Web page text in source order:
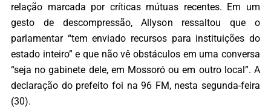
relação marcada por críticas mútuas recentes. Em um
gesto de descompressão, Allyson ressaltou que o
parlamentar “tem enviado recursos para instituições do
estado inteiro” e que não vê obstáculos em uma conversa
“seja no gabinete dele, em Mossoró ou em outro local”. A
declaração do prefeito foi na 96 FM, nesta segunda-feira
(30).